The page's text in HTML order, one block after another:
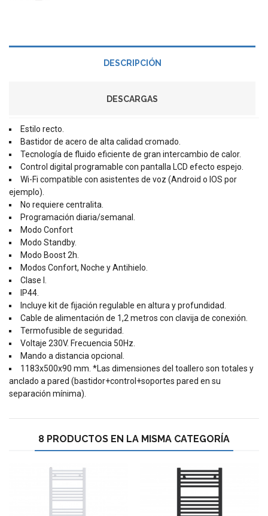
DESCRIPCIÓN
DESCARGAS
Estilo recto.
Bastidor de acero de alta calidad cromado.
Tecnología de fluido eficiente de gran intercambio de calor.
Control digital programable con pantalla LCD efecto espejo.
Wi-Fi compatible con asistentes de voz (Android o IOS por
ejemplo).
No requiere centralita.
Programación diaria/semanal.
Modo Confort
Modo Standby.
Modo Boost 2h.
Modos Confort, Noche y Antihielo.
Clase I.
IP44.
Incluye kit de fijación regulable en altura y profundidad.
Cable de alimentación de 1,2 metros con clavija de conexión.
Termofusible de seguridad.
Voltaje 230V. Frecuencia 50Hz.
Mando a distancia opcional.
1183x500x90 mm. *Las dimensiones del toallero son totales y
anclado a pared (bastidor+control+soportes pared en su
separación mínima).
8 PRODUCTOS EN LA MISMA CATEGORÍA